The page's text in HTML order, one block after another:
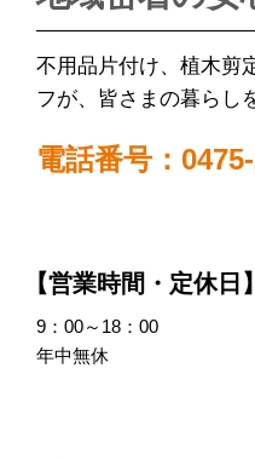
不用品片付け、植木剪
フが、皆さまの暮らし
電話番号：
【営業時間・定休日】
9：00～18：00
年中無休